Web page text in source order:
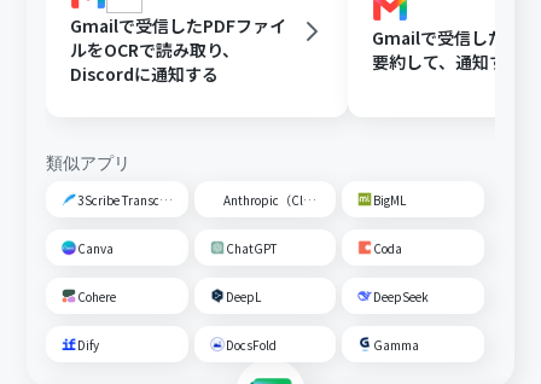
Gmailで受信したPDFファイ
ルをOCRで読み取り、
Discordに通知する
Gmailで受信した内
要約して、通知する
類似アプリ
3Scribe Transcription Anthropic（Claude） BigML
Canva ChatGPT Coda
Cohere DeepL DeepSeek
Dify DocsFold Gamma